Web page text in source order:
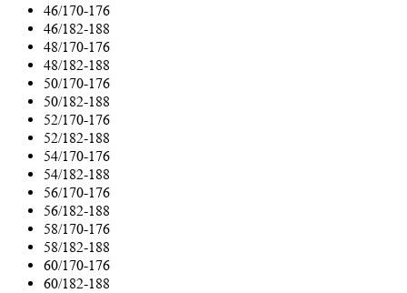
46/170-176
46/182-188
48/170-176
48/182-188
50/170-176
50/182-188
52/170-176
52/182-188
54/170-176
54/182-188
56/170-176
56/182-188
58/170-176
58/182-188
60/170-176
60/182-188